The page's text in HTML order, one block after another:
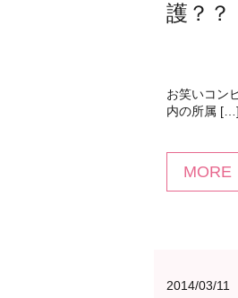
護？？
お笑いコン
内の所属 […]
MORE
2014/03/11